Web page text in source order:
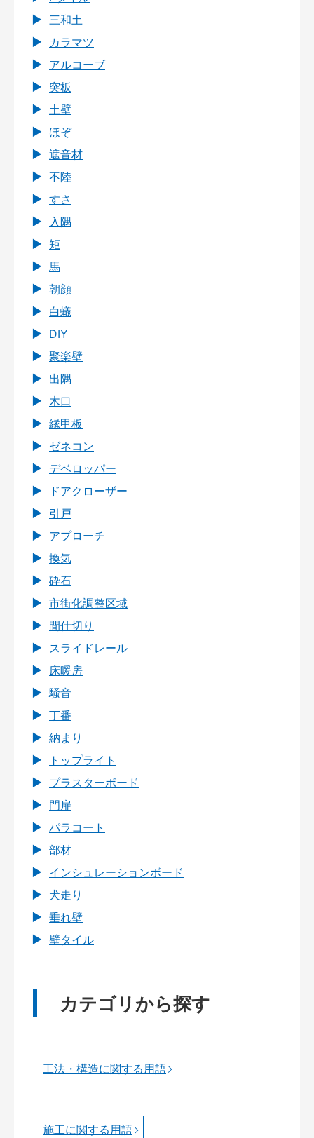
三和土
カラマツ
アルコーブ
突板
土壁
ほぞ
遮音材
不陸
すさ
入隅
矩
馬
朝顔
白蟻
DIY
聚楽壁
出隅
木口
縁甲板
ゼネコン
デベロッパー
ドアクローザー
引戸
アプローチ
換気
砕石
市街化調整区域
間仕切り
スライドレール
床暖房
騒音
丁番
納まり
トップライト
プラスターボード
門扉
パラコート
部材
インシュレーションボード
犬走り
垂れ壁
壁タイル
カテゴリから探す
工法・構造に関する用語
施工に関する用語